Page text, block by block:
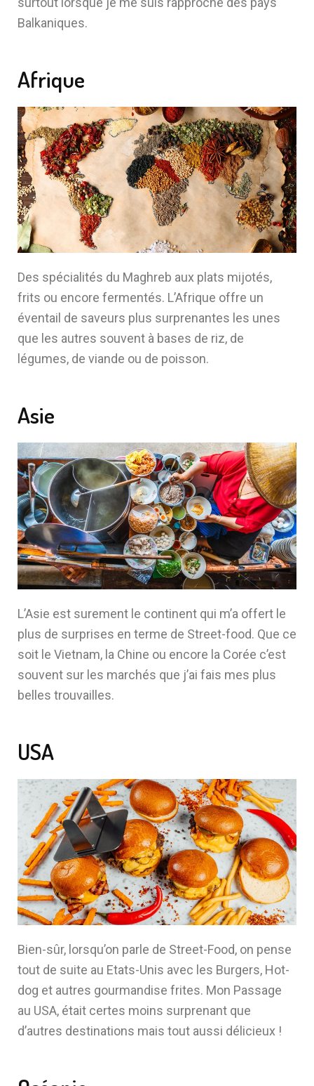
Balkaniques.
Afrique
Des spécialités du Maghreb aux plats mijotés,
frits ou encore fermentés. L’Afrique offre un
éventail de saveurs plus surprenantes les unes
que les autres souvent à bases de riz, de
légumes, de viande ou de poisson.
Asie
L’Asie est surement le continent qui m’a offert le
plus de surprises en terme de Street-food. Que ce
soit le Vietnam, la Chine ou encore la Corée c’est
souvent sur les marchés que j’ai fais mes plus
belles trouvailles.
USA
Bien-sûr, lorsqu’on parle de Street-Food, on pense
tout de suite au Etats-Unis avec les Burgers, Hot-
dog et autres gourmandise frites. Mon Passage
au USA, était certes moins surprenant que
d’autres destinations mais tout aussi délicieux !